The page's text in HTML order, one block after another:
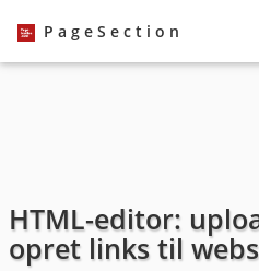
PageSection
HTML-editor:
opret links til